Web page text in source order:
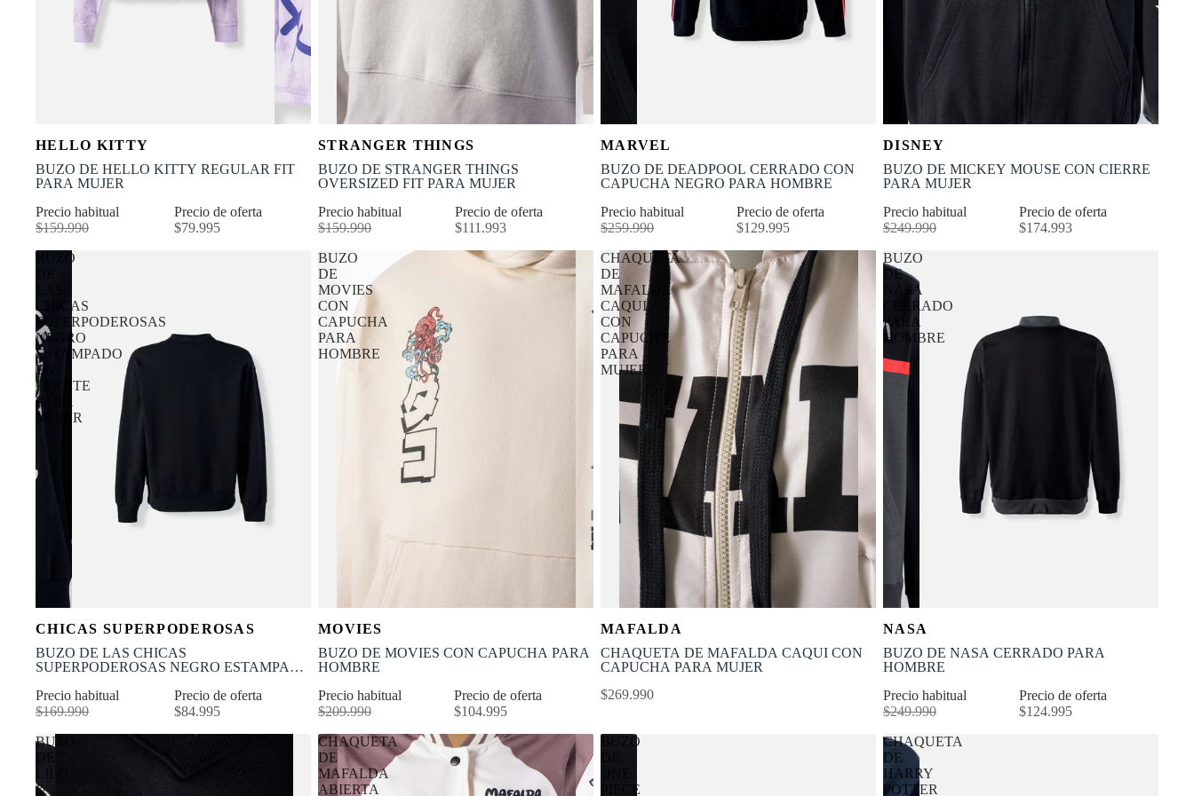
-50% OFF
Selecciona tu talla
XS S M L XL
HELLO KITTY
BUZO DE HELLO KITTY REGULAR FIT
PARA MUJER
Precio de oferta
$79.995
Precio habitual
$159.990
-30% OFF
Selecciona tu talla
XS S M L
STRANGER THINGS
BUZO DE STRANGER THINGS
OVERSIZED FIT PARA MUJER
Precio de oferta
$111.993
Precio habitual
$159.990
-50% OFF
XS S M L XL
MARVEL
BUZO DE DEADPOOL CERRADO CON
CAPUCHA NEGRO PARA HOMBRE
Precio de oferta
$129.995
Precio habitual
$259.990
-30% OFF
XS S M L XL XXS
DISNEY
BUZO DE MICKEY MOUSE CON CIERRE
PARA MUJER
Precio de oferta
$174.993
Precio habitual
$249.990
BUZO
CHICAS
SUPERPODEROSAS
NEGRO
ESTAMPADO
EN
FRENTE
PARA
MUJER
-50% OFF
Selecciona tu talla
XS S
CHICAS SUPERPODEROSAS
BUZO DE LAS CHICAS
SUPERPODEROSAS NEGRO ESTAMPADO
Precio de oferta
$84.995
Precio habitual
$169.990
BUZO
DE
MOVIES
CON
CAPUCHA
PARA
HOMBRE
-50% OFF
XS S M L XL
MOVIES
BUZO DE MOVIES CON CAPUCHA PARA
HOMBRE
Precio de oferta
$104.995
Precio habitual
$209.990
CHAQUETA
DE
MAFALDA
CAQUI
CON
CAPUCHA
PARA
MUJER
XS S M L
MAFALDA
CHAQUETA DE MAFALDA CAQUI CON
CAPUCHA PARA MUJER
$269.990
BUZO
DE
NASA
CERRADO
PARA
HOMBRE
-50% OFF
XS S M L XL
NASA
BUZO DE NASA CERRADO PARA
HOMBRE
Precio de oferta
$124.995
Precio habitual
$249.990
BUZO
DE
LILO
&
CHAQUETA
DE
MAFALDA
ABIERTA
BUZO
PIECE
CHAQUETA
DE
HARRY
POTTER